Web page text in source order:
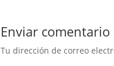
Enviar comentario
Tu dirección de correo